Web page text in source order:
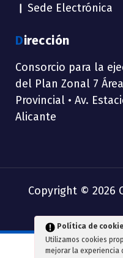
Sede Electrónica
Dirección
Consorcio para la
del Plan Zonal 7
Provincial • Av.
Alicante
Copyright © 2026
Política de
Utilizamos cookies
mejorar la experiencia